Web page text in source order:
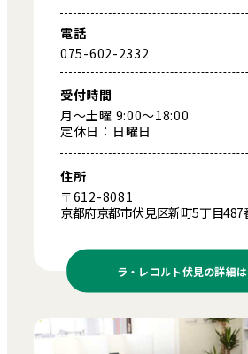
電話
075-602-2332
受付時間
月～土曜 9:00～18:00
定休日：日曜日
住所
〒612-8081
京都府京都市伏見区新町5丁目487
ラ・レコルト伏見の詳細